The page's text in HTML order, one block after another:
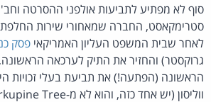
סוף לא מפתיע לתביעות אולפני ההסרטה
סטרימקאסט, החברה שמאחורי שירות החלפת
לאחר שבית המשפט העליון האמריקאי פסק
גרוקסטר) והחזיר את התיק לערכאה
הראשונה (הפתעה!) את תביעת בעלי זכויות